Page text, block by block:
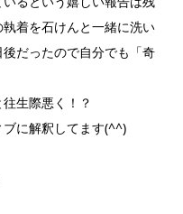
着を石けんと一緒に洗い
だったので自分でも「奇
生際悪く！？
に解釈してます(^^)